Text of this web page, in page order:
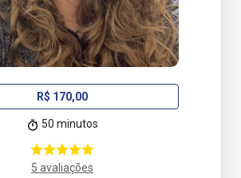
R$ 170,00
50 minutos
5 avaliações